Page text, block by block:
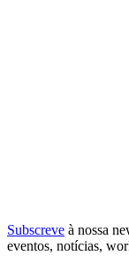
Subscreve à nossa
eventos, notícias,